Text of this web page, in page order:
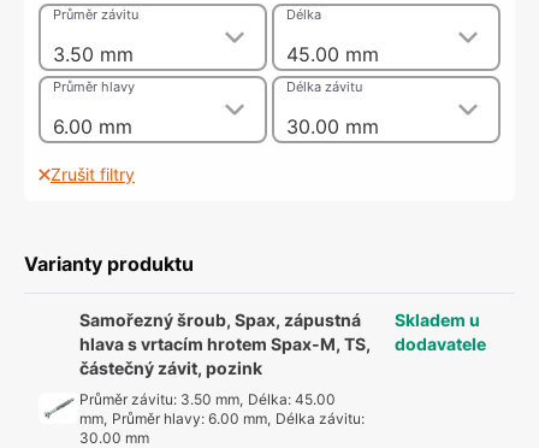
3.50 mm
Průměr závitu
45.00 mm
Délka
6.00 mm
Průměr hlavy
30.00 mm
Délka závitu
Zrušit filtry
Varianty produktu
Samořezný šroub, Spax, zápustná
hlava s vrtacím hrotem Spax-M, TS,
částečný závit, pozink
Průměr závitu: 3.50 mm, Délka: 45.00
mm, Průměr hlavy: 6.00 mm, Délka závitu:
30.00 mm
Skladem u
dodavatele